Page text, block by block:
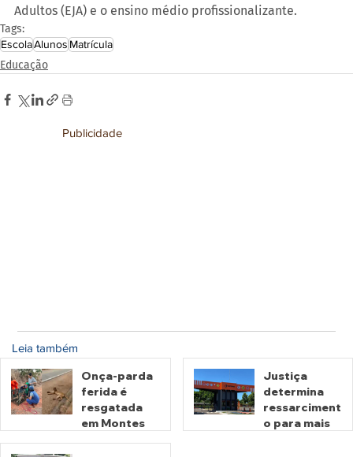
Adultos (EJA) e o ensino médio profissionalizante.
Tags:
EscolaAlunos Matrícula
Educação
Publicidade
Leia também
Onça-parda
ferida é
resgatada
em Montes
Justiça
determina
ressarciment
o para mais